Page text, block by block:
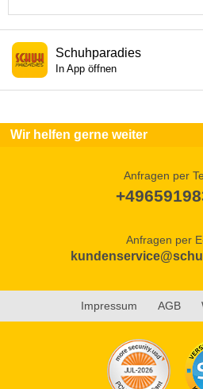
Schuhparadies
In App öffnen
Wir helfen gerne weiter
Anfragen per
Anfragen per
Impressum AGB